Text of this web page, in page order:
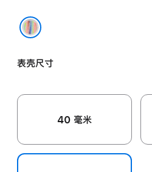
表壳尺寸
40 毫米